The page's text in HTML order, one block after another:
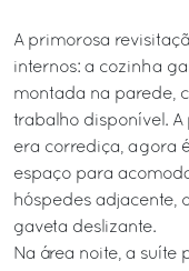
A primorosa
internos: a cozinha
montada na parede,
trabalho disponível.
era corrediça, agora
espaço para
hóspedes adjacente,
gaveta deslizante.
Na área noite, a